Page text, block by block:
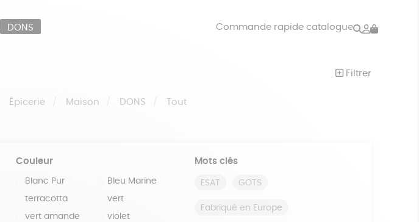
DONS Commande rapide catalogue Rechercher
Mon
Filtrer
Épicerie Maison DONS Tout
Couleur
Blanc Pur Bleu Marine
terracotta vert
vert amande violet
Mots clés
ESAT GOTS
Fabriqué en Europe